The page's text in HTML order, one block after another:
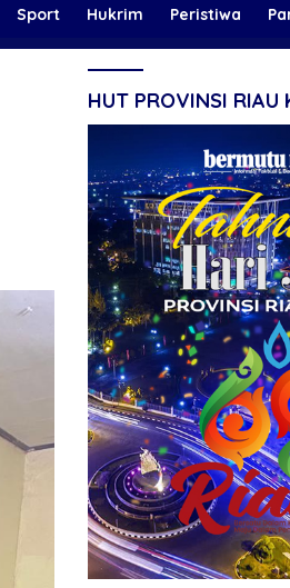
Sport Hukrim Peristiwa
HUT PROVINSI RIAU